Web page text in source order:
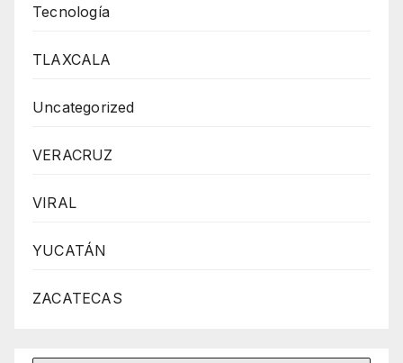
Tecnología
TLAXCALA
Uncategorized
VERACRUZ
VIRAL
YUCATÁN
ZACATECAS